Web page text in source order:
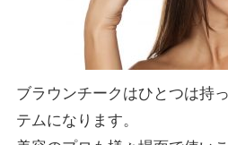
ブラウンチークはひとつは持
テムになります。